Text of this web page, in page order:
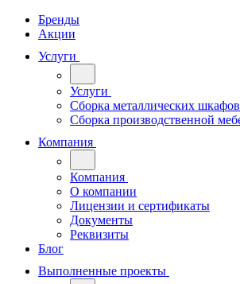
Бренды
Акции
Услуги
Услуги
Сборка металлических шкафов
Сборка производственной
Компания
Компания
О компании
Лицензии и сертификаты
Документы
Реквизиты
Блог
Выполненные проекты